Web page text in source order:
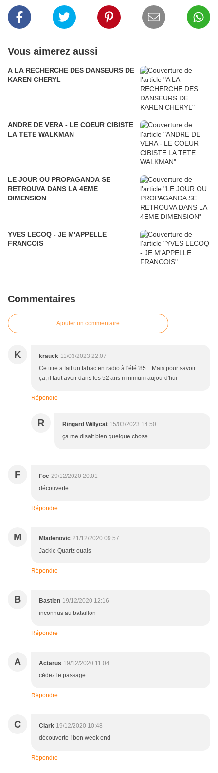
Vous aimerez aussi
A LA RECHERCHE DES DANSEURS DE
KAREN CHERYL
ANDRE DE VERA - LE COEUR CIBISTE
LA TETE WALKMAN
LE JOUR OU PROPAGANDA SE
RETROUVA DANS LA 4EME
DIMENSION
YVES LECOQ - JE M'APPELLE
FRANCOIS
Commentaires
Ajouter un commentaire
K krauck 11/03/2023 22:07
Ce titre a fait un tabac en radio à l'été '85... Mais pour savoir
ça, il faut avoir dans les 52 ans minimum aujourd'hui
Répondre
R Ringard Willycat 15/03/2023 14:50
ça me disait bien quelque chose
F Foe 29/12/2020 20:01
découverte
Répondre
M Mladenovic 21/12/2020 09:57
Jackie Quartz ouais
Répondre
B Bastien 19/12/2020 12:16
inconnus au bataillon
Répondre
A Actarus 19/12/2020 11:04
cédez le passage
Répondre
C Clark 19/12/2020 10:48
découverte ! bon week end
Répondre